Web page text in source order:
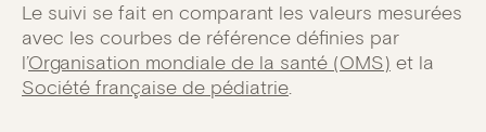
Le suivi se fait en comparant les valeurs mesurées
avec les courbes de référence définies par
l’Organisation mondiale de la santé (OMS) et la
Société française de pédiatrie.